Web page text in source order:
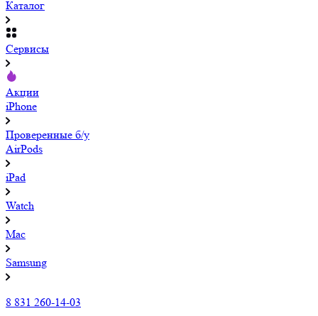
Каталог
Сервисы
Акции
iPhone
Проверенные б/у
AirPods
iPad
Watch
Mac
Samsung
8 831 260-14-03